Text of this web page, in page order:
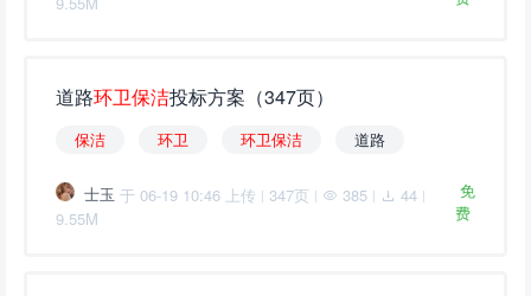
道路环卫保洁投标方案（347页）
保洁 环卫 环卫保洁 道路
士玉 于 06-19 10:46 上传 | 347页 | 385 | 44 |
9.55M
免
费